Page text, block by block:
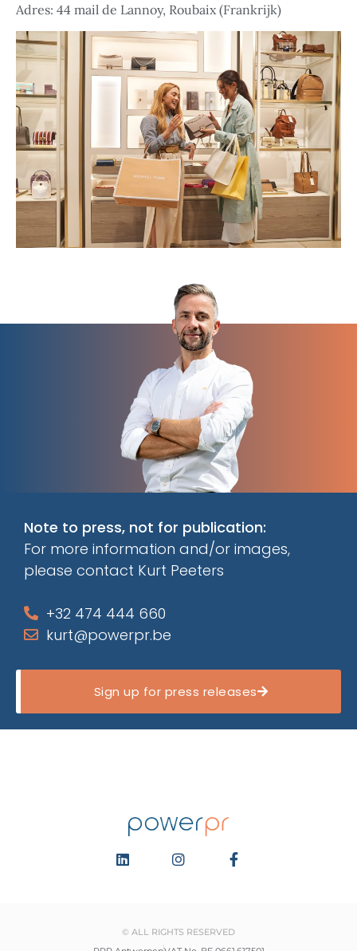
Adres: 44 mail de Lannoy, Roubaix (Frankrijk)
Note to press, not for publication:
For more information and/or images,
please contact Kurt Peeters
+32 474 444 660
kurt@powerpr.be
Sign up for press releases
© ALL RIGHTS RESERVED